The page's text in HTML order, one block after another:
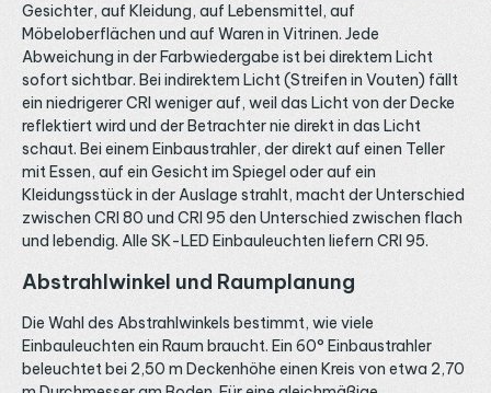
Gesichter, auf Kleidung, auf Lebensmittel, auf
Möbeloberflächen und auf Waren in Vitrinen. Jede
Abweichung in der Farbwiedergabe ist bei direktem Licht
sofort sichtbar. Bei indirektem Licht (Streifen in Vouten) fällt
ein niedrigerer CRI weniger auf, weil das Licht von der Decke
reflektiert wird und der Betrachter nie direkt in das Licht
schaut. Bei einem Einbaustrahler, der direkt auf einen Teller
mit Essen, auf ein Gesicht im Spiegel oder auf ein
Kleidungsstück in der Auslage strahlt, macht der Unterschied
zwischen CRI 80 und CRI 95 den Unterschied zwischen flach
und lebendig. Alle SK-LED Einbauleuchten liefern CRI 95.
Abstrahlwinkel und Raumplanung
Die Wahl des Abstrahlwinkels bestimmt, wie viele
Einbauleuchten ein Raum braucht. Ein 60° Einbaustrahler
beleuchtet bei 2,50 m Deckenhöhe einen Kreis von etwa 2,70